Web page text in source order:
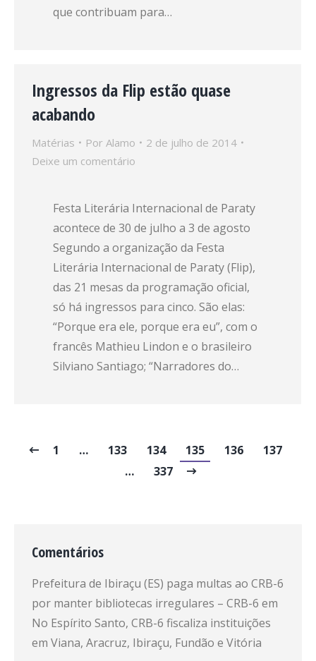
que contribuam para…
Ingressos da Flip estão quase
acabando
Matérias Por Alamo
2 de julho de 2014
Deixe um comentário
Festa Literária Internacional de Paraty
acontece de 30 de julho a 3 de agosto
Segundo a organização da Festa
Literária Internacional de Paraty (Flip),
das 21 mesas da programação oficial,
só há ingressos para cinco. São elas:
“Porque era ele, porque era eu”, com o
francês Mathieu Lindon e o brasileiro
Silviano Santiago; “Narradores do…
1 … 133 134 135 136
137
…
337
Comentários
Prefeitura de Ibiraçu (ES) paga multas ao CRB-6
por manter bibliotecas irregulares – CRB-6 em
No Espírito Santo, CRB-6 fiscaliza instituições
em Viana, Aracruz, Ibiraçu, Fundão e Vitória